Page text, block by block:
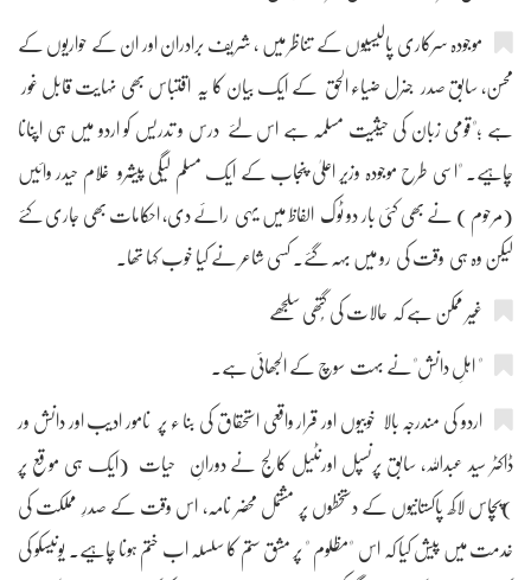
موجودہ سرکاری پالیسیوں کے تناظر میں ، شریف برادران اور ان کے حواریوں کے
محسن، سابق صدر جنرل ضیاء الحق کے ایک بیان کا یہ اقتباس بھی نہایت قابل غور
ہے ؛"قومی زبان کی حیثیت مسلمہ ہے اس لئے درس و تدریس کو اردو میں ہی اپنانا
چاہیے۔ "اسی طرح موجودہ وزیر اعلیٰ پنجاب کے ایک مسلم لیگی پیشرو غلام حیدر وائیں
(مرحوم ) نے بھی کئی بار دو ٹوک الفاظ میں یہی رائے دی، احکامات بھی جاری کئے
لیکن وہ ہی وقت کی رو میں بہہ گئے۔ کسی شاعر نے کیا خوب کہا تھا۔
غیر ممکن ہے کہ حالات کی گُتھی سلجھے
" اہلِ دانش"نے بہت سوچ کے الجھائی ہے۔
اردو کی مندرجہ بالا خوبیوں اور قرار واقعی استحقاق کی بنا ء پر نامور ادیب اور دانش ور
ڈاکٹر سید عبداللہ، سابق پرنسپل اورنٹیل کالج نے دورانِ حیات (ایک ہی موقع پر
)پچاس لاکھ پاکستانیوں کے دستخطوں پر مشتمل محضر نامہ، اس وقت کے صدرِ مملکت کی
خدمت میں پیش کیا کہ اس "مظلوم " پر مشق ستم کا سلسلہ اب ختم ہونا چاہیے۔ یونیسکو کی